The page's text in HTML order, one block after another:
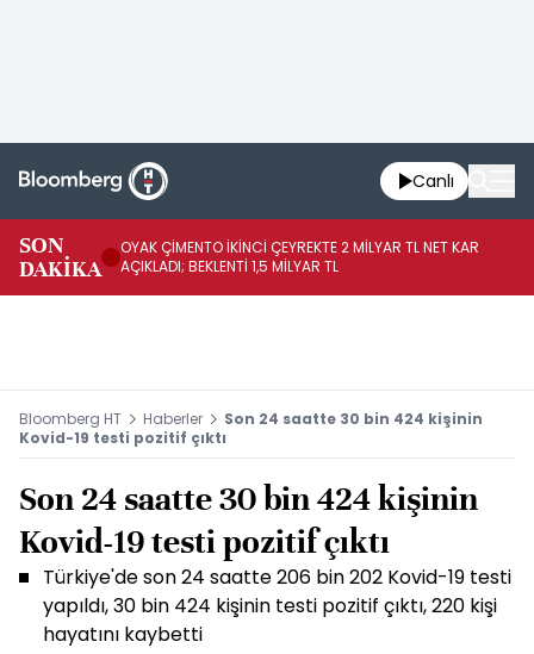
Canlı
SON
DAKİKA
OYAK ÇİMENTO İKİNCİ ÇEYREKTE 2 MİLYAR TL NET KAR
AÇIKLADI; BEKLENTİ 1,5 MİLYAR TL
Bloomberg HT Haberler
Son 24 saatte 30 bin 424 kişinin
Kovid-19 testi pozitif çıktı
Son 24 saatte 30 bin 424 kişinin
Kovid-19 testi pozitif çıktı
Türkiye'de son 24 saatte 206 bin 202 Kovid-19 testi
yapıldı, 30 bin 424 kişinin testi pozitif çıktı, 220 kişi
hayatını kaybetti